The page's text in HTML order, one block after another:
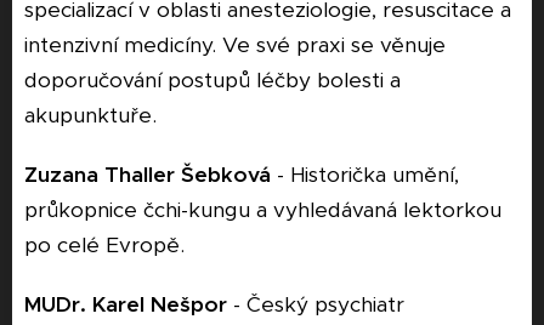
specializací v oblasti anesteziologie, resuscitace a
intenzivní medicíny. Ve své praxi se věnuje
doporučování postupů léčby bolesti a
akupunktuře.
Zuzana Thaller Šebková - Historička umění,
průkopnice čchi-kungu a vyhledávaná lektorkou
po celé Evropě.
MUDr. Karel Nešpor - Český psychiatr